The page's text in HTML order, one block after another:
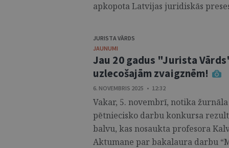
apkopota Latvijas juridiskās
JURISTA VĀRDS
JAUNUMI
Jau 20 gadus "Jurista
uzlecošajām zvaigznēm!
6. NOVEMBRIS 2025 • 12:32
Vakar, 5. novembrī, notika
pētniecisko darbu konkursa
balvu, kas nosaukta profesora
Aktumane par bakalaura darbu